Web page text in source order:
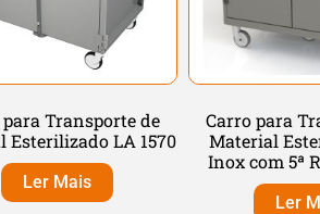
Transporte de
Esterilizado LA 1570
Ler Mais
Carro para
Material
Inox com 5ª
Ler